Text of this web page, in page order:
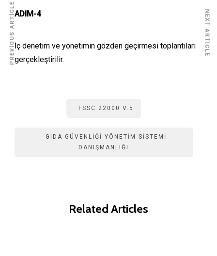
ADIM-4
İç denetim ve yönetimin gözden geçirmesi toplantıları
gerçekleştirilir.
FSSC 22000 V.5
GIDA GÜVENLIĞI YÖNETIM SISTEMI
DANIŞMANLIĞI
Related Articles
PREVIOUS ARTICLE NEXT ARTICLE